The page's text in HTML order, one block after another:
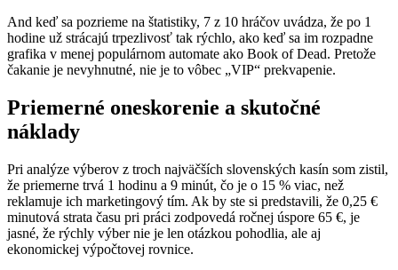
And keď sa pozrieme na štatistiky, 7 z 10 hráčov uvádza, že po 1
hodine už strácajú trpezlivosť tak rýchlo, ako keď sa im rozpadne
grafika v menej populárnom automate ako Book of Dead. Pretože
čakanie je nevyhnutné, nie je to vôbec „VIP“ prekvapenie.
Priemerné oneskorenie a skutočné
náklady
Pri analýze výberov z troch najväčších slovenských kasín som zistil,
že priemerne trvá 1 hodinu a 9 minút, čo je o 15 % viac, než
reklamuje ich marketingový tím. Ak by ste si predstavili, že 0,25 €
minutová strata času pri práci zodpovedá ročnej úspore 65 €, je
jasné, že rýchly výber nie je len otázkou pohodlia, ale aj
ekonomickej výpočtovej rovnice.